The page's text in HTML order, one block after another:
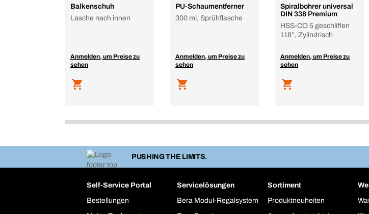
Balkenschuh
Lasche nach innen
Anmelden, um Preise zu
sehen
PU-Schaumentferner
300 ml, Sprühflasche
Anmelden, um Preise zu
sehen
Spiralbohrer universal
DIN 338 Premium
HSS-CO 5 geschliffen
118°, Zylindrisch
Anmelden, um Preise zu
sehen
PUSHING THE LIMITS.
Self-Service Portal
Bestellungen
Servicelösungen
Bera Modul-Regalsystem
Sortiment
Produktneuheiten